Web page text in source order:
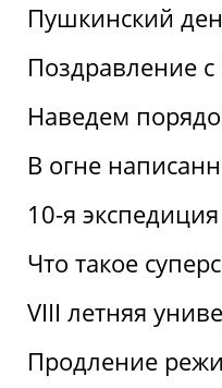
Пушкинский
Поздравление
Наведем
В огне
10-я
Что такое
VIII летняя
Продление